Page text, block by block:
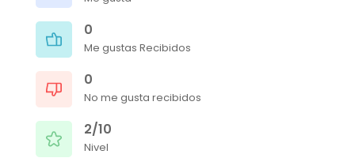
0
Me gustas Recibidos
0
No me gusta recibidos
2/10
Nivel